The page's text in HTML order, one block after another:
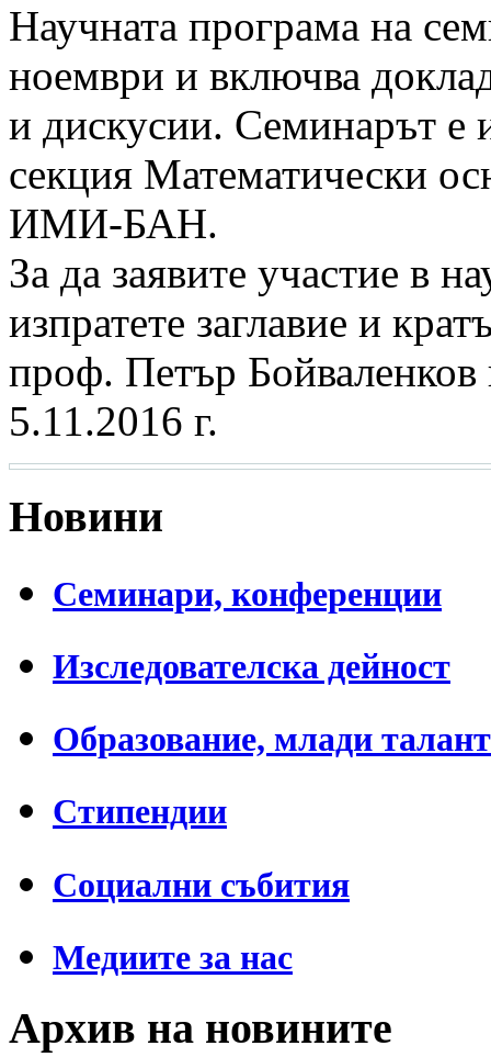
Научната програма на
ноември и включва
и дискусии. Семинарът е
секция Математически
ИМИ-БАН.
За да заявите участие в
изпратете заглавие и
проф. Петър Бойваленков
5.11.2016 г.
Новини
Семинари, конференции
Изследователска дейност
Образование, млади
Стипендии
Социални събития
Медиите за нас
Архив на новините